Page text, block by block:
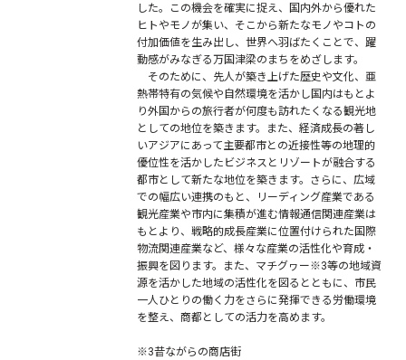
した。この機会を確実に捉え、国内外から優れた
ヒトやモノが集い、そこから新たなモノやコトの
付加価値を生み出し、世界へ羽ばたくことで、躍
動感がみなぎる万国津梁のまちをめざします。
そのために、先人が築き上げた歴史や文化、亜
熱帯特有の気候や自然環境を活かし国内はもとよ
り外国からの旅行者が何度も訪れたくなる観光地
としての地位を築きます。また、経済成長の著し
いアジアにあって主要都市との近接性等の地理的
優位性を活かしたビジネスとリゾートが融合する
都市として新たな地位を築きます。さらに、広域
での幅広い連携のもと、リーディング産業である
観光産業や市内に集積が進む情報通信関連産業は
もとより、戦略的成長産業に位置付けられた国際
物流関連産業など、様々な産業の活性化や育成・
振興を図ります。また、マチグヮー※3等の地域資
源を活かした地域の活性化を図るとともに、市民
一人ひとりの働く力をさらに発揮できる労働環境
を整え、商都としての活力を高めます。
※3昔ながらの商店街